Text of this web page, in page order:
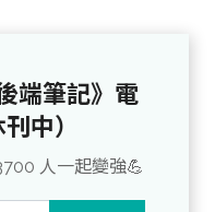
端筆記》電
中）
人一起變強💪